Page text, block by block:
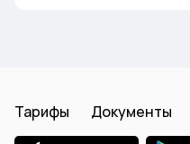
Тарифы Документы